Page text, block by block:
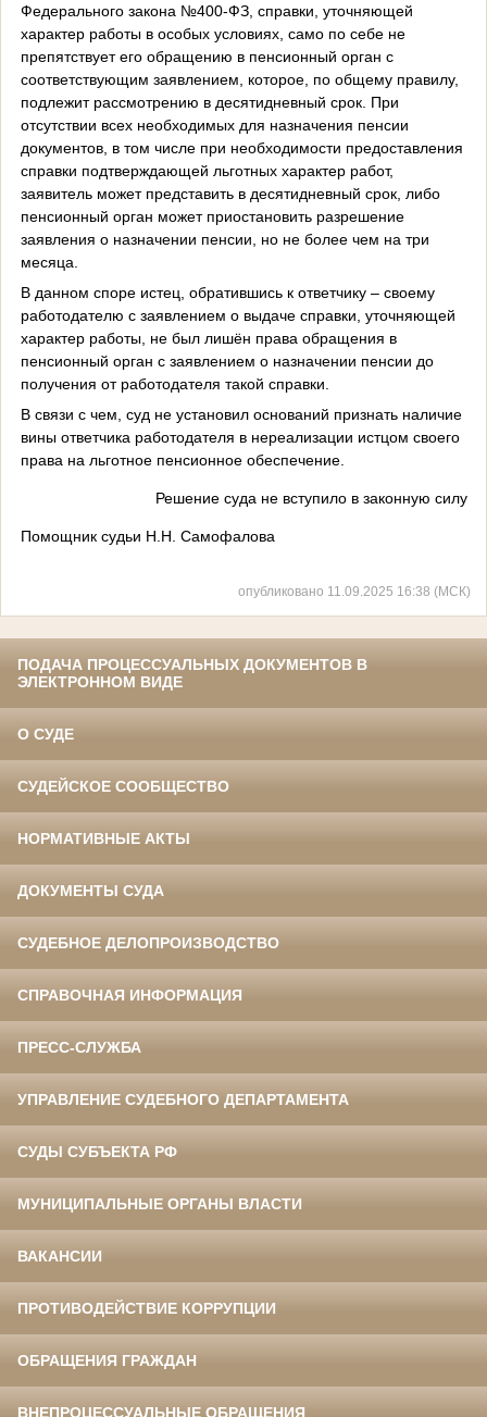
Федерального закона №400-ФЗ, справки, уточняющей
характер работы в особых условиях, само по себе не
препятствует его обращению в пенсионный орган с
соответствующим заявлением, которое, по общему правилу,
подлежит рассмотрению в десятидневный срок. При
отсутствии всех необходимых для назначения пенсии
документов, в том числе при необходимости предоставления
справки подтверждающей льготных характер работ,
заявитель может представить в десятидневный срок, либо
пенсионный орган может приостановить разрешение
заявления о назначении пенсии, но не более чем на три
месяца.
В данном споре истец, обратившись к ответчику – своему
работодателю с заявлением о выдаче справки, уточняющей
характер работы, не был лишён права обращения в
пенсионный орган с заявлением о назначении пенсии до
получения от работодателя такой справки.
В связи с чем, суд не установил оснований признать наличие
вины ответчика работодателя в нереализации истцом своего
права на льготное пенсионное обеспечение.
Решение суда не вступило в законную силу
Помощник судьи Н.Н. Самофалова
опубликовано 11.09.2025 16:38 (МСК)
ПОДАЧА ПРОЦЕССУАЛЬНЫХ ДОКУМЕНТОВ В
ЭЛЕКТРОННОМ ВИДЕ
О СУДЕ
СУДЕЙСКОЕ СООБЩЕСТВО
НОРМАТИВНЫЕ АКТЫ
ДОКУМЕНТЫ СУДА
СУДЕБНОЕ ДЕЛОПРОИЗВОДСТВО
СПРАВОЧНАЯ ИНФОРМАЦИЯ
ПРЕСС-СЛУЖБА
УПРАВЛЕНИЕ СУДЕБНОГО ДЕПАРТАМЕНТА
СУДЫ СУБЪЕКТА РФ
МУНИЦИПАЛЬНЫЕ ОРГАНЫ ВЛАСТИ
ВАКАНСИИ
ПРОТИВОДЕЙСТВИЕ КОРРУПЦИИ
ОБРАЩЕНИЯ ГРАЖДАН
ВНЕПРОЦЕССУАЛЬНЫЕ ОБРАЩЕНИЯ